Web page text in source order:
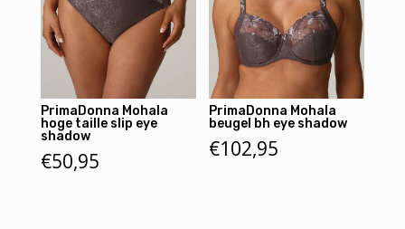
PrimaDonna Mohala
hoge taille slip eye
shadow
€50,95
PrimaDonna Mohala
beugel bh eye shadow
€102,95